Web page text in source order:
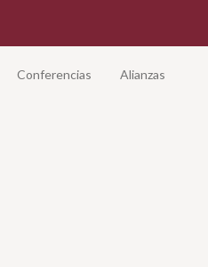
Conferencias Alianzas